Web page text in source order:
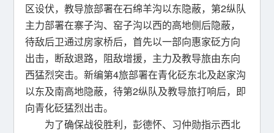
区设伏，教导旅部署在石绵羊沟以东隐蔽，第2纵队
主力部署在寨子沟、窑子沟以西的高地侧后隐蔽，
待敌后卫通过房家桥后，首先以一部向惠家砭方向
出击，断敌退路，阻敌增援，主力及教导旅由东向
西猛烈突击。新编第4旅部署在青化砭东北及赵家沟
以东及南高地隐蔽，待第2纵队及教导旅打响后，即
向青化砭猛烈出击。
为了确保战役胜利，彭德怀、习仲勋指示西北